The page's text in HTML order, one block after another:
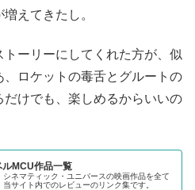
えてきたし。
ーリーにしてくれた方が、似
ロケットの毒舌とグルートの
けでも、楽しめるからいいの
ルMCU作品一覧
シネマティック・ユニバースの映画作品を全て
当サイト内でのレビューのリンク集です。